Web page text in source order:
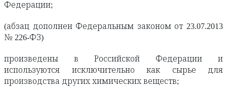
Федерации;
(абзац дополнен Федеральным законом от 23.07.2013
№ 226-ФЗ)
произведены в Российской Федерации и
используются исключительно как сырье для
производства других химических веществ;